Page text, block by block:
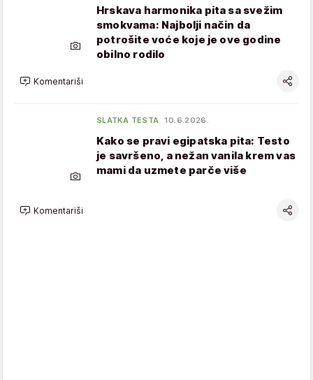
Hrskava harmonika pita sa svežim
smokvama: Najbolji način da
potrošite voće koje je ove godine
obilno rodilo
Komentariši
SLATKA TESTA 10.6.2026.
Kako se pravi egipatska pita: Testo
je savršeno, a nežan vanila krem vas
mami da uzmete parče više
Komentariši